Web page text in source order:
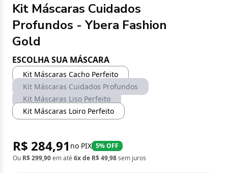
Kit Máscaras Cuidados
Profundos - Ybera Fashion
Gold
ESCOLHA SUA MÁSCARA
Kit Máscaras Cacho Perfeito
Kit Máscaras Cuidados Profundos
Kit Máscaras Liso Perfeito
Kit Máscaras Loiro Perfeito
R$ 284,91 no PIX 5% OFF
Ou R$ 299,90em até6x de R$ 49,98sem juros